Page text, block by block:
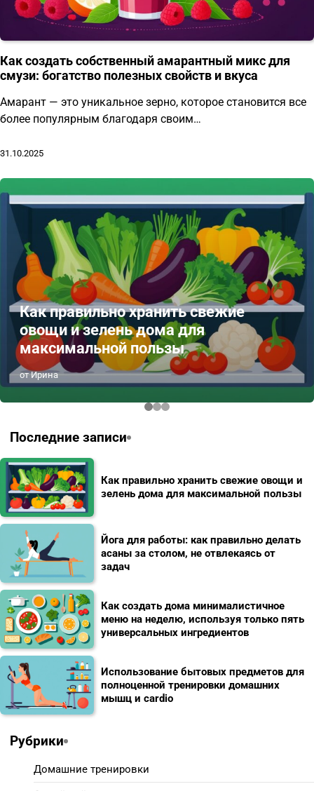
Как создать собственный амарантный микс для
смузи: богатство полезных свойств и вкуса
Амарант — это уникальное зерно, которое становится все
более популярным благодаря своим…
31.10.2025
Как правильно хранить свежие
овощи и зелень дома для
максимальной пользы
от Ирина
Последние записи
Как правильно хранить свежие овощи и
зелень дома для максимальной пользы
Йога для работы: как правильно делать
асаны за столом, не отвлекаясь от
задач
Как создать дома минималистичное
меню на неделю, используя только пять
универсальных ингредиентов
Использование бытовых предметов для
полноценной тренировки домашних
мышц и cardio
Рубрики
Домашние тренировки